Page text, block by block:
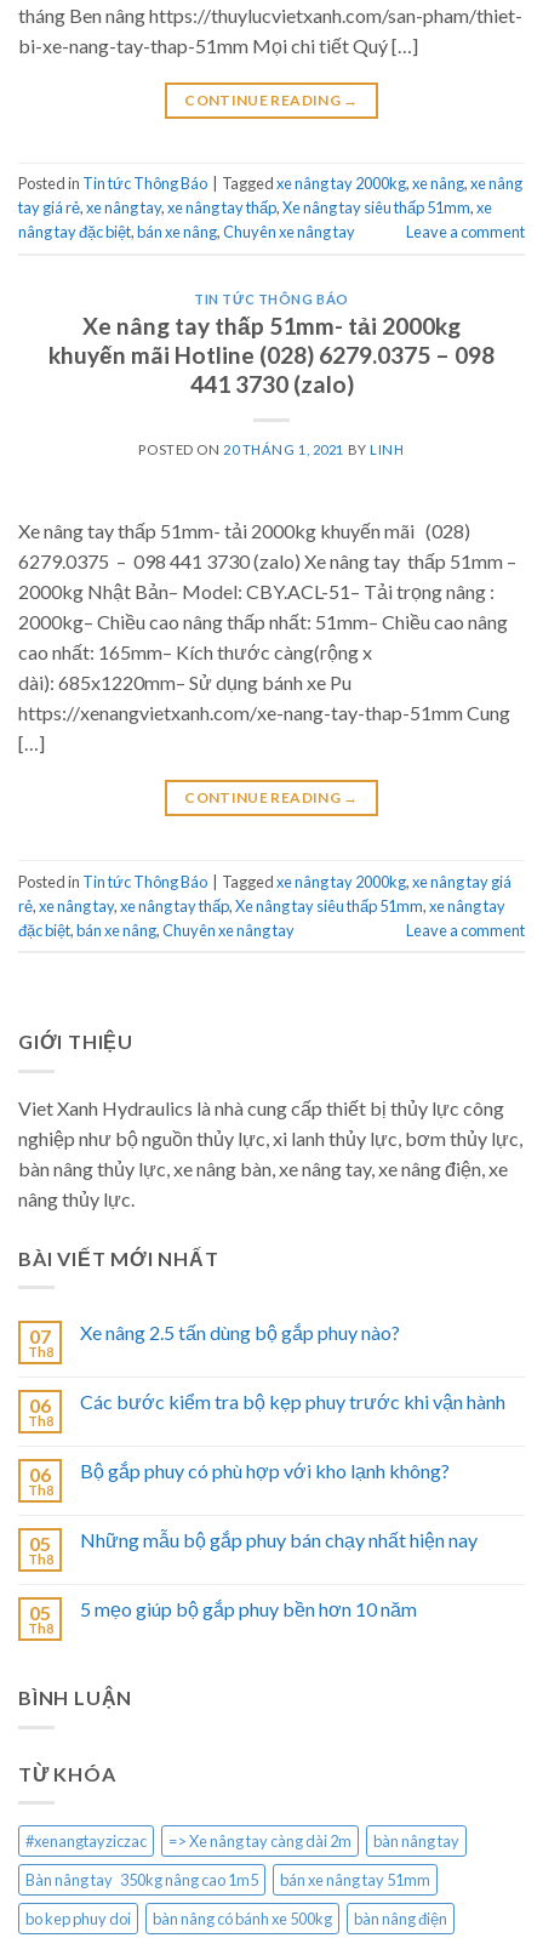
tháng Ben nâng https://thuylucvietxanh.com/san-pham/thiet-
bi-xe-nang-tay-thap-51mm Mọi chi tiết Quý […]
CONTINUE READING →
Posted in Tin tức Thông Báo Taggedxe nâng tay 2000kg,xe nâng,xe nâng
tay giá rẻ,xe nâng tay,xe nâng tay thấp,Xe nâng tay siêu thấp 51mm,xe
nâng tay đặc biệt,bán xe nâng,Chuyên xe nâng tay Leave a comment
TIN TỨC THÔNG BÁO
Xe nâng tay thấp 51mm- tải 2000kg
khuyến mãi Hotline (028) 6279.0375 – 098
441 3730 (zalo)
POSTED ON 20 THÁNG 1, 2021 BYLINH
Xe nâng tay thấp 51mm- tải 2000kg khuyến mãi (028)
6279.0375 – 098 441 3730 (zalo) Xe nâng tay thấp 51mm –
2000kg Nhật Bản– Model: CBY.ACL-51– Tải trọng nâng :
2000kg– Chiều cao nâng thấp nhất: 51mm– Chiều cao nâng
cao nhất: 165mm– Kích thước càng(rộng x
dài): 685x1220mm– Sử dụng bánh xe Pu
https://xenangvietxanh.com/xe-nang-tay-thap-51mm Cung
[…]
CONTINUE READING →
Posted in Tin tức Thông Báo Taggedxe nâng tay 2000kg,xe nâng tay giá
rẻ,xe nâng tay,xe nâng tay thấp,Xe nâng tay siêu thấp 51mm,xe nâng tay
đặc biệt,bán xe nâng,Chuyên xe nâng tay Leave a comment
GIỚI THIỆU
Viet Xanh Hydraulics là nhà cung cấp thiết bị thủy lực công
nghiệp như bộ nguồn thủy lực, xi lanh thủy lực, bơm thủy lực,
bàn nâng thủy lực, xe nâng bàn, xe nâng tay, xe nâng điện, xe
nâng thủy lực.
BÀI VIẾT MỚI NHẤT
07
Th8
Xe nâng 2.5 tấn dùng bộ gắp phuy nào?
06
Th8
Các bước kiểm tra bộ kẹp phuy trước khi vận hành
06
Th8
Bộ gắp phuy có phù hợp với kho lạnh không?
05
Th8
Những mẫu bộ gắp phuy bán chạy nhất hiện nay
05
Th8
5 mẹo giúp bộ gắp phuy bền hơn 10 năm
BÌNH LUẬN
TỪ KHÓA
#xenangtayziczac => Xe nâng tay càng dài 2m
bàn nâng tay
Bàn nâng tay 350kg nâng cao 1m5
bán xe nâng tay 51mm
bo kep phuy doi
bàn nâng có bánh xe 500kg
bàn nâng điện